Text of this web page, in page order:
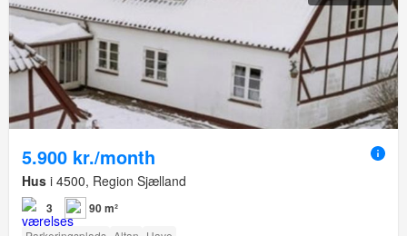
5.900 kr./month
Hus i 4500, Region Sjælland
3 90 m²